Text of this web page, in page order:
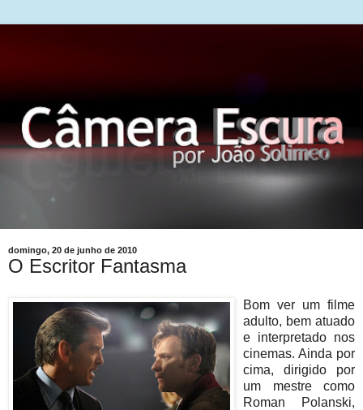
domingo, 20 de junho de 2010
O Escritor Fantasma
Bom ver um filme
adulto, bem atuado
e interpretado nos
cinemas. Ainda por
cima, dirigido por
um mestre como
Roman Polanski,